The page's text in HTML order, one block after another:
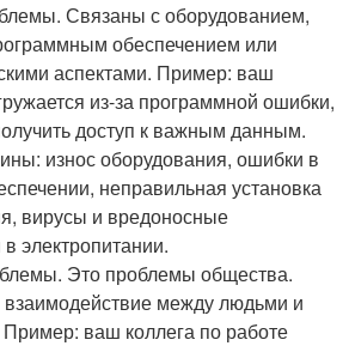
Связаны с оборудованием,
обеспечением или
аспектами. Пример: ваш
из-за программной ошибки,
доступ к важным данным.
износ оборудования, ошибки в
неправильная установка
вирусы и вредоносные
электропитании.
Это проблемы общества.
между людьми и
ваш коллега по работе